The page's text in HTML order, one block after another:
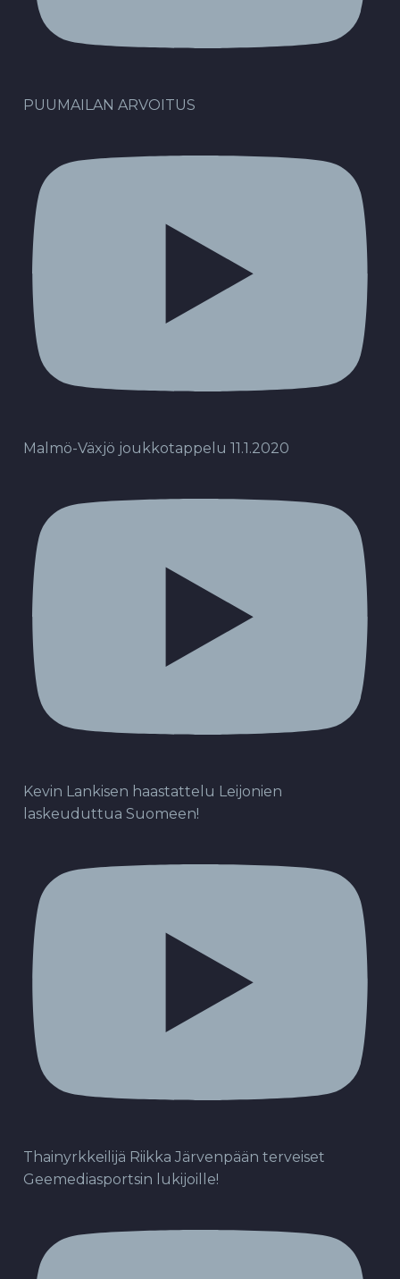
PUUMAILAN ARVOITUS
Malmö-Växjö joukkotappelu 11.1.2020
Kevin Lankisen haastattelu Leijonien
laskeuduttua Suomeen!
Thainyrkkeilijä Riikka Järvenpään terveiset
Geemediasportsin lukijoille!